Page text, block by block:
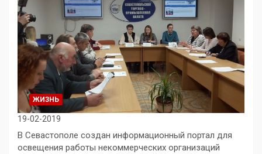
ЖИЗНЬ
19-02-2019
В Севастополе создан информационный портал для
освещения работы некоммерческих организаций